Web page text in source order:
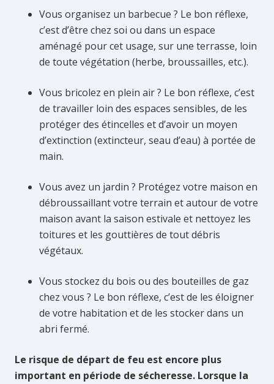
Vous organisez un barbecue ? Le bon réflexe,
c’est d’être chez soi ou dans un espace
aménagé pour cet usage, sur une terrasse, loin
de toute végétation (herbe, broussailles, etc.).
Vous bricolez en plein air ? Le bon réflexe, c’est
de travailler loin des espaces sensibles, de les
protéger des étincelles et d’avoir un moyen
d’extinction (extincteur, seau d’eau) à portée de
main.
Vous avez un jardin ? Protégez votre maison en
débroussaillant votre terrain et autour de votre
maison avant la saison estivale et nettoyez les
toitures et les gouttières de tout débris
végétaux.
Vous stockez du bois ou des bouteilles de gaz
chez vous ? Le bon réflexe, c’est de les éloigner
de votre habitation et de les stocker dans un
abri fermé.
Le risque de départ de feu est encore plus
important en période de sécheresse. Lorsque la